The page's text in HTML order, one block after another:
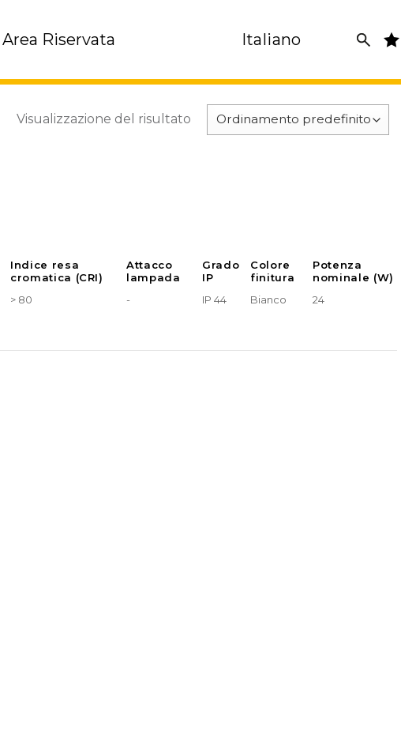
Area Riservata Italiano
Visualizzazione del risultato
Indice resa
cromatica (CRI)
Attacco
lampada
Grado
IP
Colore
finitura
Potenza
nominale (W)
> 80 - IP 44 Bianco 24